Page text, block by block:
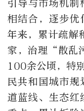
引导与市场机制
相结合，逐步优
年来，累计疏解
家，治理“散乱
100余公顷，特
民共和国城市规
道蓝线、生态红